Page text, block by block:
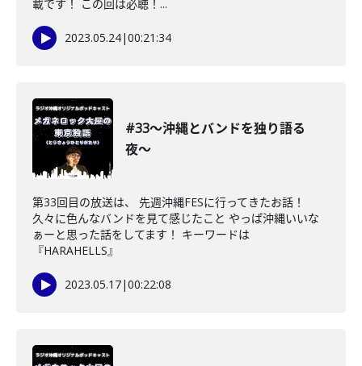
載です！ この回は必聴！...
2023.05.24|00:21:34
#33〜沖縄とバンドを独り語る
夜〜
第33回目の放送は、 先週沖縄FESに行ってきたお話！
久々に色んなバンドを見て感じたこと やっぱ沖縄いいな
ぁーと思った話をしてます！ キーワードは
『HARAHELLS』
2023.05.17|00:22:08